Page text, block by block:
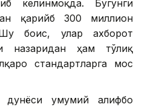
келинмоқда. Бугунги
қарийб 300 миллион
боис, улар ахборот
назаридан ҳам тўлиқ
стандартларга мос
дунёси умумий алифбо